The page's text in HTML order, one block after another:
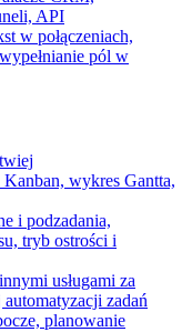
API
w połączeniach,
pól w
wykres Gantta,
i podzadania,
tryb ostrości i
usługami za
zadań
planowanie